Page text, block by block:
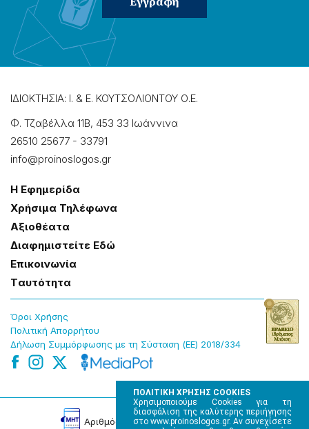
ΠΟΛΙΤΙΚΗ ΧΡΗΣΗΣ COOKIES
Χρησιμοποιούμε Cookies για τη
διασφάλιση της καλύτερης περιήγησης
στο www.proinoslogos.gr. Αν συνεχίσετε
ΙΔΙΟΚΤΗΣΙΑ: Ι. & Ε. ΚΟΥΤΣΟΛΙΟΝΤΟΥ Ο.Ε.
Φ. Τζαβέλλα 11Β, 453 33 Ιωάννɩνα
26510 25677 - 33791
info@proinoslogos.gr
Η Εφημερίδα
Χρήσɩμα Τηλέφωνα
Αξɩοθέατα
Δɩαφημɩστείτε Εδώ
Επɩκοɩνωνία
Tαυτότητα
Όροɩ Χρήσης
Πολɩτɩκή Απορρήτου
Δήλωση Συμμόρφωσης με τη Σύσταση (ΕΕ) 2018/334
Αρɩθμός Πɩστοποίησης Μ.Η.Τ. 220242